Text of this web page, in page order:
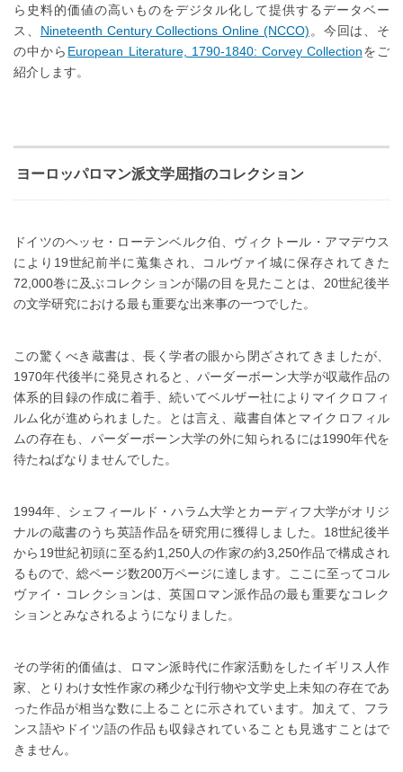
ら史料的価値の高いものをデジタル化して提供するデータベー
ス、 Nineteenth Century Collections Online (NCCO) 。今回は、そ
の中から European Literature, 1790-1840: Corvey Collectionをご
紹介します。
ヨーロッパロマン派文学屈指のコレクション
ドイツのヘッセ・ローテンベルク伯、ヴィクトール・アマデウス
により19世紀前半に蒐集され、コルヴァイ城に保存されてきた
72,000巻に及ぶコレクションが陽の目を見たことは、20世紀後半
の文学研究における最も重要な出来事の一つでした。
この驚くべき蔵書は、長く学者の眼から閉ざされてきましたが、
1970年代後半に発見されると、パーダーボーン大学が収蔵作品の
体系的目録の作成に着手、続いてベルザー社によりマイクロフィ
ルム化が進められました。とは言え、蔵書自体とマイクロフィル
ムの存在も、パーダーボーン大学の外に知られるには1990年代を
待たねばなりませんでした。
1994年、シェフィールド・ハラム大学とカーディフ大学がオリジ
ナルの蔵書のうち英語作品を研究用に獲得しました。18世紀後半
から19世紀初頭に至る約1,250人の作家の約3,250作品で構成され
るもので、総ページ数200万ページに達します。ここに至ってコル
ヴァイ・コレクションは、英国ロマン派作品の最も重要なコレク
ションとみなされるようになりました。
その学術的価値は、ロマン派時代に作家活動をしたイギリス人作
家、とりわけ女性作家の稀少な刊行物や文学史上未知の存在であ
った作品が相当な数に上ることに示されています。加えて、フラ
ンス語やドイツ語の作品も収録されていることも見逃すことはで
きません。